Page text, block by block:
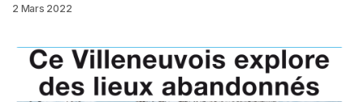
2 Mars 2022